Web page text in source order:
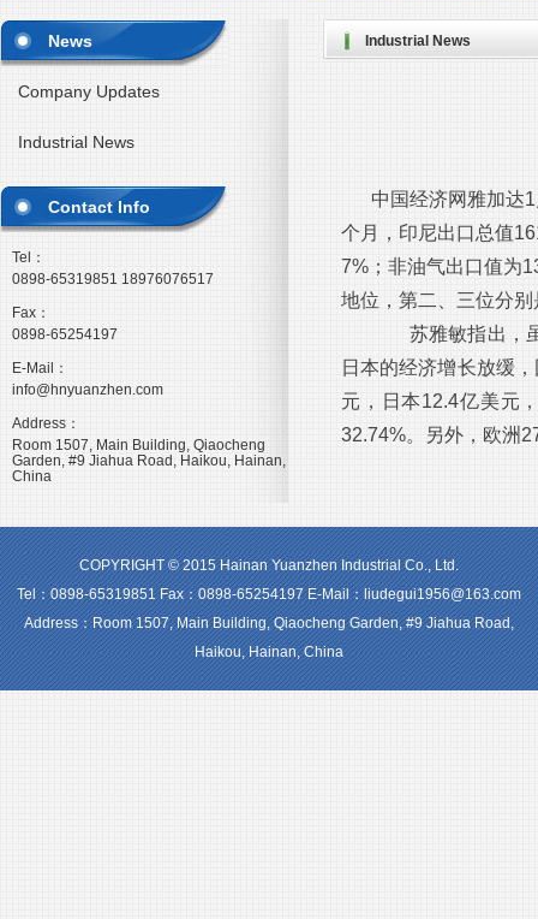
News
Company Updates
Industrial News
Contact Info
Tel：
0898-65319851 18976076517
Fax：
0898-65254197
E-Mail：
info@hnyuanzhen.com
Address：
Room 1507, Main Building, Qiaocheng
Garden, #9 Jiahua Road, Haikou, Hainan,
China
Industrial News
中国经济网雅加达
个月，印尼出口总值
7%；非油气出口值为
地位，第二、三位分
苏雅敏指出，虽
日本的经济增长放缓
元，日本12.4亿美元
32.74%。另外，欧洲
COPYRIGHT © 2015 Hainan Yuanzhen Industrial Co., Ltd.
Tel：0898-65319851 Fax：0898-65254197 E-Mail：liudegui1956@163.com
Address：Room 1507, Main Building, Qiaocheng Garden, #9 Jiahua Road,
Haikou, Hainan, China